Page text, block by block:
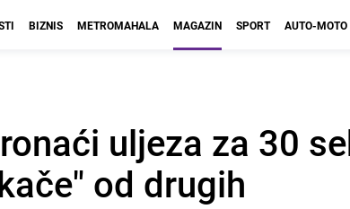
BIZNIS METROMAHALA MAGAZIN SPORT AUTO-MOTO
uljeza za 30
od drugih